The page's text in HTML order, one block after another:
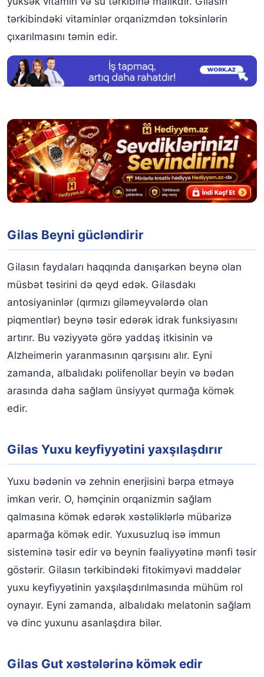
tərkibindəki vitaminlər orqanizmdən toksinlərin
çıxarılmasını təmin edir.
Gilas Beyni gücləndirir
Gilasın faydaları haqqında danışarkən beynə olan
müsbət təsirini də qeyd edək. Gilasdakı
antosiyaninlər (qırmızı giləmeyvələrdə olan
piqmentlər) beynə təsir edərək idrak funksiyasını
artırır. Bu vəziyyətə görə yaddaş itkisinin və
Alzheimerin yaranmasının qarşısını alır. Eyni
zamanda, albalıdakı polifenollar beyin və bədən
arasında daha sağlam ünsiyyət qurmağa kömək
edir.
Gilas Yuxu keyfiyyətini yaxşılaşdırır
Yuxu bədənin və zehnin enerjisini bərpa etməyə
imkan verir. O, həmçinin orqanizmin sağlam
qalmasına kömək edərək xəstəliklərlə mübarizə
aparmağa kömək edir. Yuxusuzluq isə immun
sisteminə təsir edir və beynin fəaliyyətinə mənfi təsir
göstərir. Gilasın tərkibindəki fitokimyəvi maddələr
yuxu keyfiyyətinin yaxşılaşdırılmasında mühüm rol
oynayır. Eyni zamanda, albalıdakı melatonin sağlam
və dinc yuxunu asanlaşdıra bilər.
Gilas Gut xəstələrinə kömək edir